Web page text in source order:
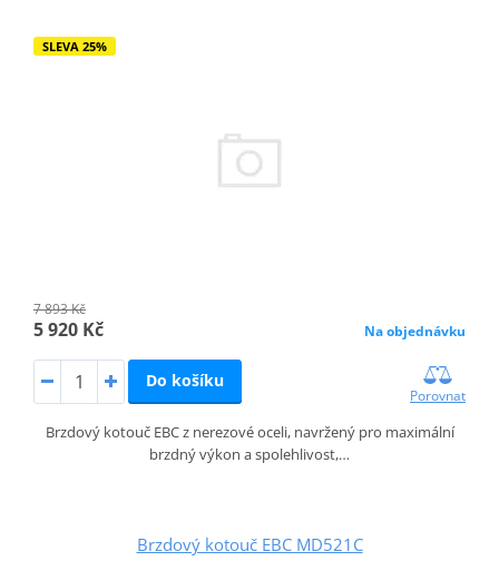
SLEVA 25%
7 893 Kč
5 920 Kč Na objednávku
Do košíku
Porovnat
Brzdový kotouč EBC z nerezové oceli, navržený pro maximální
brzdný výkon a spolehlivost,…
Brzdový kotouč EBC MD521C